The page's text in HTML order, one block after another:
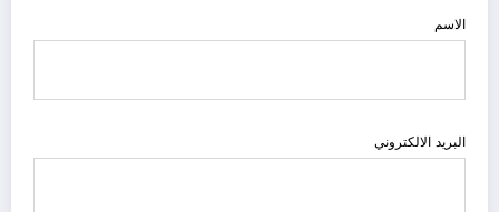
الاسم
البريد الالكتروني